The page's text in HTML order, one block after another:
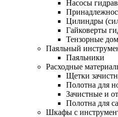
Насосы
Цилиндры
Гайковерты
Тензорные
Паяльный
Паяльники
Расходные
Щетки
Полотна для
Зачистные и
Полотна для
Шкафы с